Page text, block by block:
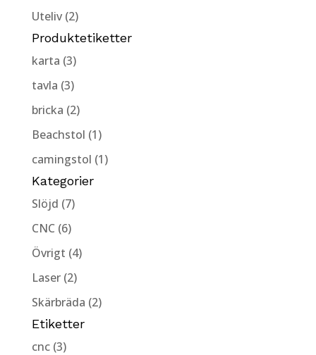
Uteliv (2)
Produktetiketter
karta (3)
tavla (3)
bricka (2)
Beachstol (1)
camingstol (1)
Kategorier
Slöjd (7)
CNC (6)
Övrigt (4)
Laser (2)
Skärbräda (2)
Etiketter
cnc (3)